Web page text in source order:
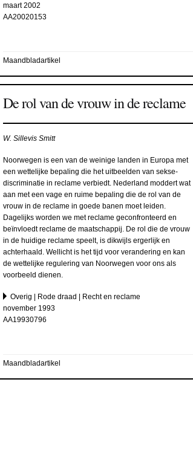
maart 2002
AA20020153
Maandbladartikel
De rol van de vrouw in de reclame
W. Sillevis Smitt
Noorwegen is een van de weinige landen in Europa met
een wettelijke bepaling die het uitbeelden van sekse-
discriminatie in reclame verbiedt. Nederland moddert wat
aan met een vage en ruime bepaling die de rol van de
vrouw in de reclame in goede banen moet leiden.
Dagelijks worden we met reclame geconfronteerd en
beïnvloedt reclame de maatschappij. De rol die de vrouw
in de huidige reclame speelt, is dikwijls ergerlijk en
achterhaald. Wellicht is het tijd voor verandering en kan
de wettelijke regulering van Noorwegen voor ons als
voorbeeld dienen.
Overig | Rode draad | Recht en reclame
november 1993
AA19930796
Maandbladartikel